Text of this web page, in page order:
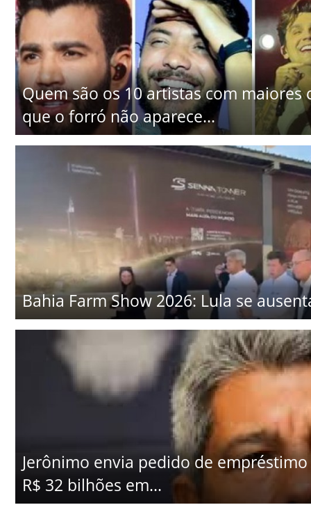
Quem são os 10 artistas com maiores
que o forró não aparece...
Bahia Farm Show 2026: Lula se
Jerônimo envia pedido de
R$ 32 bilhões em...